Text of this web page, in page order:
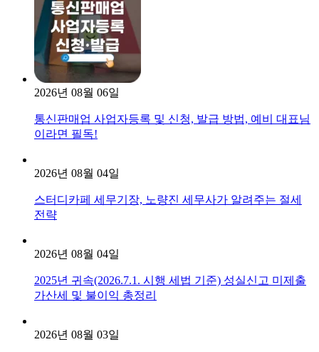
2026년 08월 06일
통신판매업 사업자등록 및 신청, 발급 방법, 예비 대표님
이라면 필독!
2026년 08월 04일
스터디카페 세무기장, 노량진 세무사가 알려주는 절세
전략
2026년 08월 04일
2025년 귀속(2026.7.1. 시행 세법 기준) 성실신고 미제출
가산세 및 불이익 총정리
2026년 08월 03일